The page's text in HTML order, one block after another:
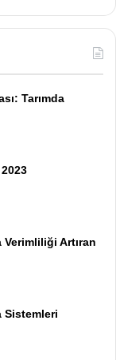
Tarımda
Verimliliği Artıran
Sistemleri